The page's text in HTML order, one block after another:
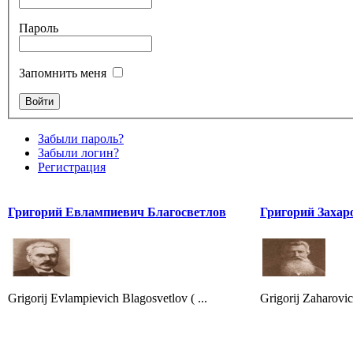
Пароль
Запомнить меня
Забыли пароль?
Забыли логин?
Регистрация
Григорий Евлампиевич Благосветлов
Grigorij Evlampievich Blagosvetlov ( ...
Григорий
Grigorij